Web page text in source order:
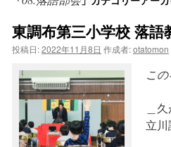
東調布第三小学校 落
投稿日:2022年11月8日 作成者:otatomon
こ
＿
立